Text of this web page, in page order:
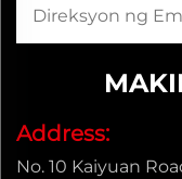
Address:
No. 10 Kaiyuan